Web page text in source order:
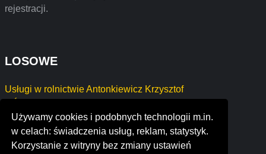
Używamy cookies i podobnych technologii m.in.
w celach: świadczenia usług, reklam, statystyk.
Korzystanie z witryny bez zmiany ustawień
rejestracji.
LOSOWE
Usługi w rolnictwie Antonkiewicz Krzysztof
ONTIME SOLUTIONS Paweł Jaremczuk
Trzy Pędzelki Daria Frolenko
boutique properties by wimeder & saccomanno